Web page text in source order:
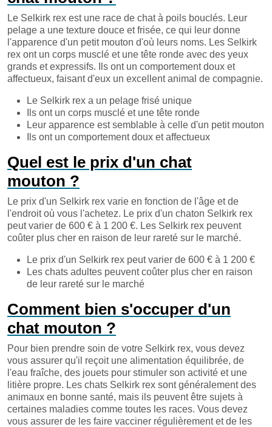
Le Selkirk rex est une race de chat à poils bouclés. Leur
pelage a une texture douce et frisée, ce qui leur donne
l'apparence d'un petit mouton d'où leurs noms. Les Selkirk
rex ont un corps musclé et une tête ronde avec des yeux
grands et expressifs. Ils ont un comportement doux et
affectueux, faisant d'eux un excellent animal de compagnie.
Le Selkirk rex a un pelage frisé unique
Ils ont un corps musclé et une tête ronde
Leur apparence est semblable à celle d'un petit mouton
Ils ont un comportement doux et affectueux
Quel est le prix d'un chat
mouton ?
Le prix d'un Selkirk rex varie en fonction de l'âge et de
l'endroit où vous l'achetez. Le prix d'un chaton Selkirk rex
peut varier de 600 € à 1 200 €. Les Selkirk rex peuvent
coûter plus cher en raison de leur rareté sur le marché.
Le prix d'un Selkirk rex peut varier de 600 € à 1 200 €
Les chats adultes peuvent coûter plus cher en raison
de leur rareté sur le marché
Comment bien s'occuper d'un
chat mouton ?
Pour bien prendre soin de votre Selkirk rex, vous devez
vous assurer qu'il reçoit une alimentation équilibrée, de
l'eau fraîche, des jouets pour stimuler son activité et une
litière propre. Les chats Selkirk rex sont généralement des
animaux en bonne santé, mais ils peuvent être sujets à
certaines maladies comme toutes les races. Vous devez
vous assurer de les faire vacciner régulièrement et de les